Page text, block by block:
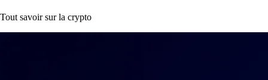
Tout savoir sur la crypto